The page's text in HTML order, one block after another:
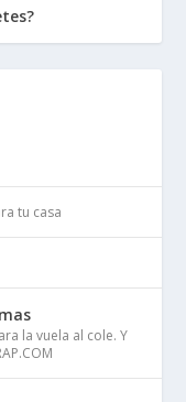
tu casa
la vuela al cole. Y